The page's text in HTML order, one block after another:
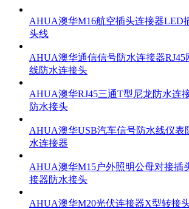
AHUA澳华M16航空插头连接器LED
头线
AHUA澳华通信信号防水连接器RJ45
线防水连接头
AHUA澳华RJ45三通T型尼龙防水连
防水接头
AHUA澳华USB汽车信号防水线仪表
水连接器
AHUA澳华M15户外照明公母对接插
接器防水接头
AHUA澳华M20光伏连接器X型转接